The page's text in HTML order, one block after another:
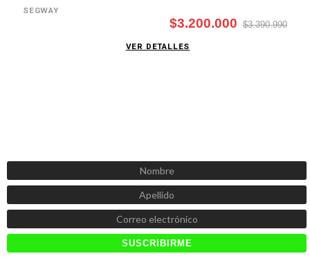
SEGWAY
$3.200.000 $3.390.990
VER DETALLES